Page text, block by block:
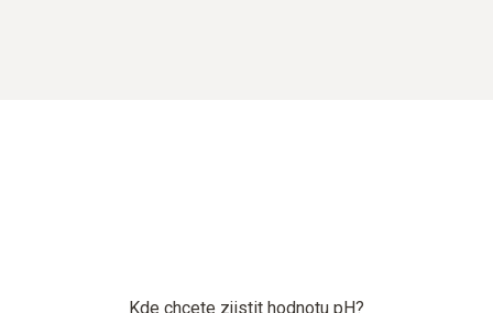
Kde chcete zjistit hodnotu pH?